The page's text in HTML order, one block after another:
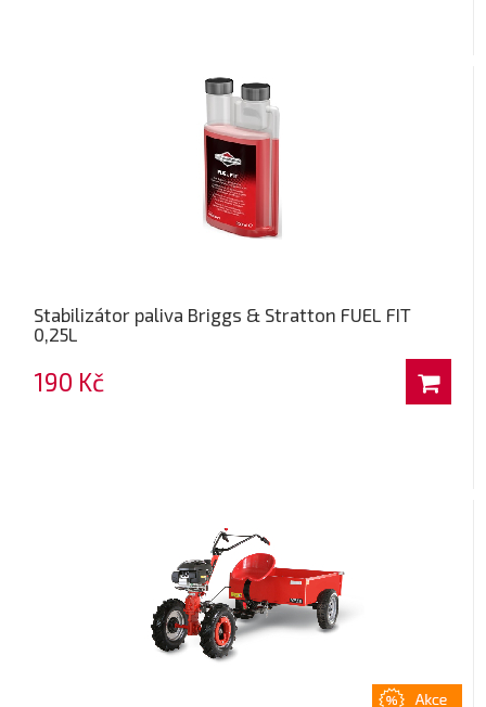
Stabilizátor paliva Briggs & Stratton FUEL FIT
0,25L
190 Kč